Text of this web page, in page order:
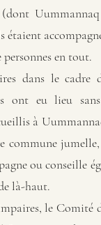
en tout.
dans le
ont eu lieu
à
commune
ou conseille
là-haut.
le